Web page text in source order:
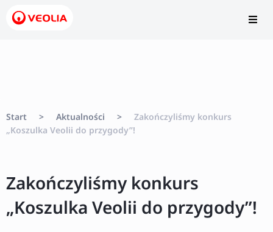
Start > Aktualności >
Zakończyliśmy konkurs
„Koszulka Veolii do przygody”!
Zakończyliśmy konkurs
„Koszulka Veolii do przygody”!